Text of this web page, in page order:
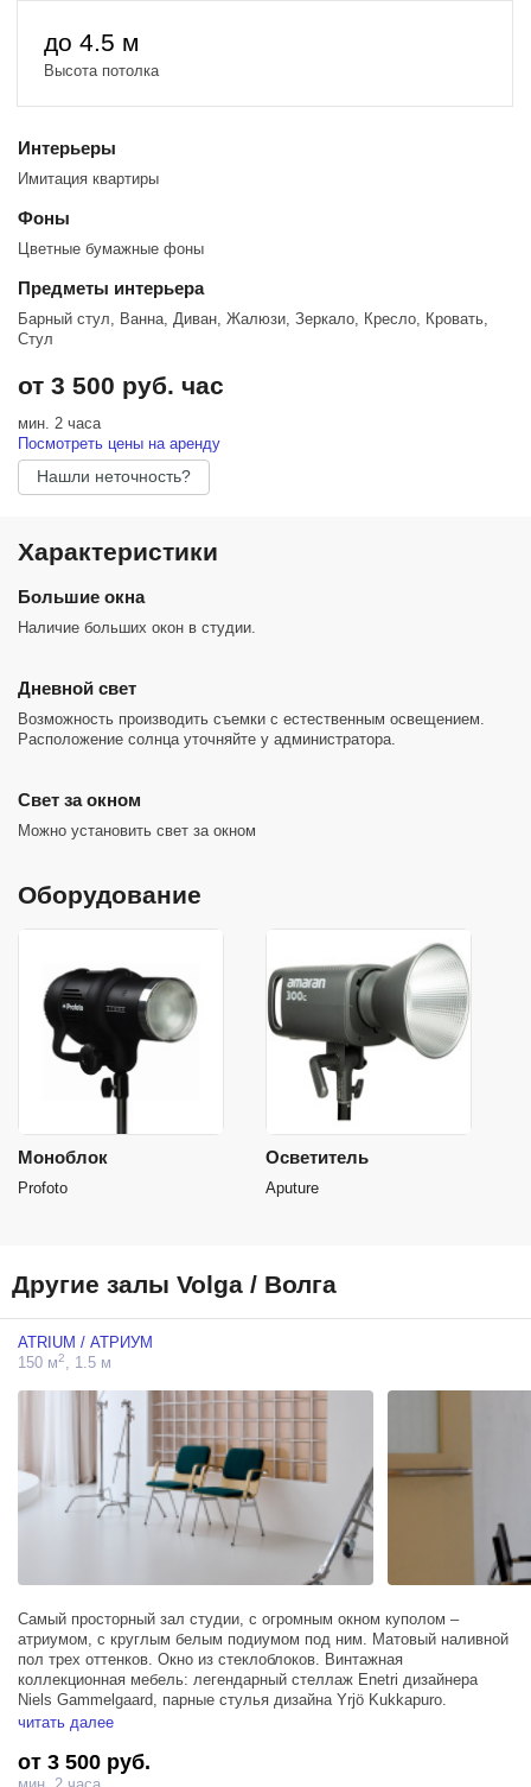
до 4.5 м
Высота потолка
Интерьеры
Имитация квартиры
Фоны
Цветные бумажные фоны
Предметы интерьера
Барный стул, Ванна, Диван, Жалюзи, Зеркало, Кресло, Кровать,
Стул
от 3 500 руб. час
мин. 2 часа
Посмотреть цены на аренду
Нашли неточность?
Характеристики
Большие окна
Наличие больших окон в студии.
Дневной свет
Возможность производить съемки с естественным освещением.
Расположение солнца уточняйте у администратора.
Cвет за окном
Можно установить свет за окном
Оборудование
Моноблок
Profoto
Осветитель
Aputure
Другие залы Volga / Волга
ATRIUM / АТРИУМ
150 м2, 1.5 м
Самый просторный зал студии, с огромным окном куполом –
атриумом, с круглым белым подиумом под ним. Матовый наливной
пол трех оттенков. Окно из стеклоблоков. Винтажная
коллекционная мебель: легендарный стеллаж Enetri дизайнера
Niels Gammelgaard, парные стулья дизайна Yrjö Kukkapuro.
Трехметровый стол в шпоне дуба. Диван и сливочная дверь -
тканевых полотен, различных фактур.
читать далее
от 3 500 руб.